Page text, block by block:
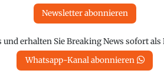
Newsletter abonnieren
erhalten Sie Breaking News sofort
Whatsapp-Kanal abonnieren